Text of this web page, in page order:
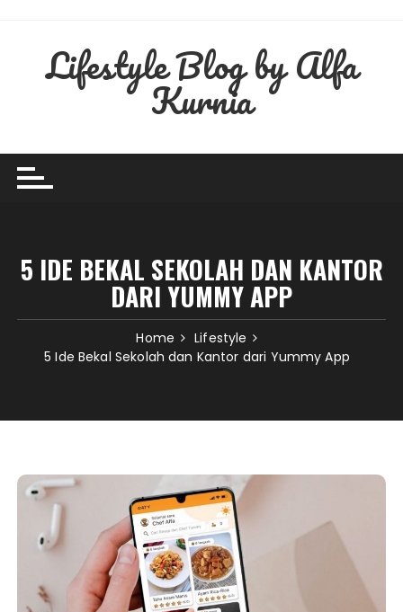
contentLifestyle Blog by Alfa
Kurnia
5 IDE BEKAL SEKOLAH DAN KANTOR
DARI YUMMY APP
Home
Lifestyle
5 Ide Bekal Sekolah dan Kantor dari Yummy App